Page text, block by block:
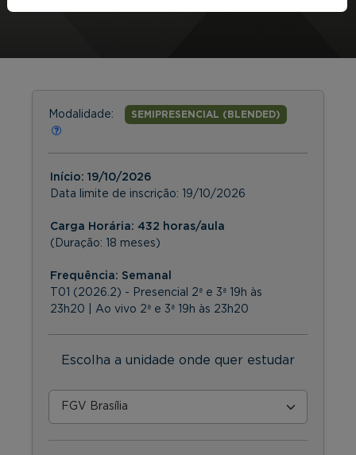
Modalidade: SEMIPRESENCIAL (BLENDED)
Início: 19/10/2026
Data limite de inscrição: 19/10/2026
Carga Horária: 432 horas/aula
(Duração: 18 meses)
Frequência: Semanal
T01 (2026.2) - Presencial 2ª e 3ª 19h às
23h20 | Ao vivo 2ª e 3ª 19h às 23h20
Escolha a unidade onde quer estudar